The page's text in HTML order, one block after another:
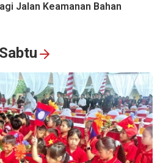
Jalan Keamanan Bahan